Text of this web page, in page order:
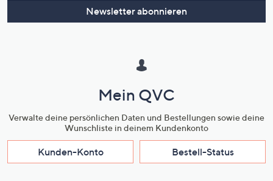
Newsletter abonnieren
Mein QVC
Verwalte deine persönlichen Daten und Bestellungen sowie deine
Wunschliste in deinem Kundenkonto
Kunden-Konto Bestell-Status